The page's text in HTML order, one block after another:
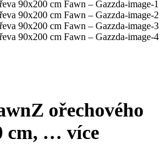
Z ořechového
cm, … více